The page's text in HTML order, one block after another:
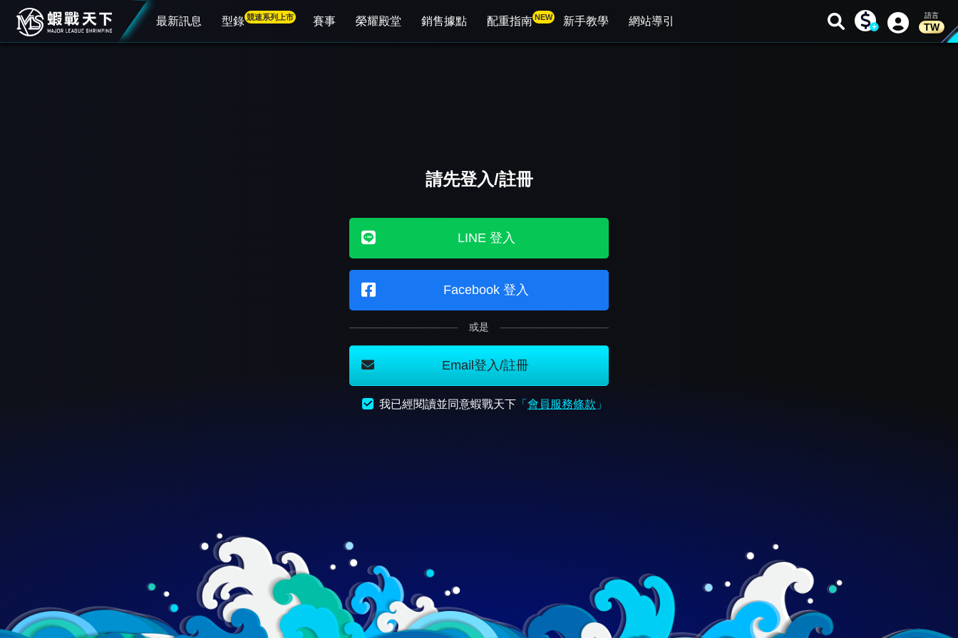
最新訊息 型錄競速系列上市 賽事 榮耀殿堂 銷售據點 配重指南NEW 新手教學 網站導引 TW
請先登入/註冊
LINE 登入
Facebook 登入
或是
Email登入/註冊
我已經閱讀並同意蝦戰天下 「 會員服務條款 」